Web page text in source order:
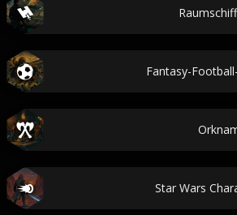
Fantasy-
Star Wars